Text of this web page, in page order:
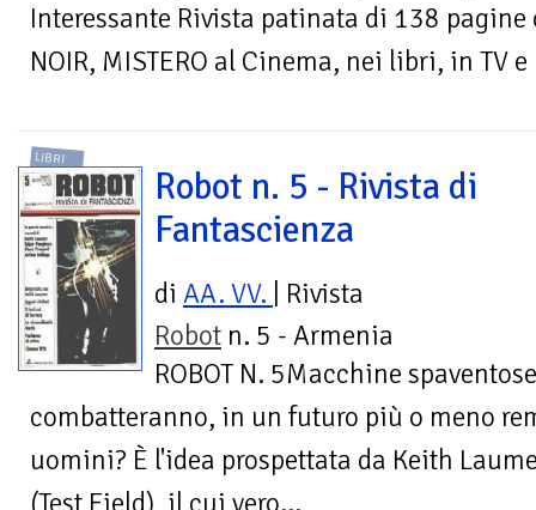
Interessante Rivista patinata di 138 pagine
NOIR, MISTERO al Cinema, nei libri, in TV
LIBRI
Robot n. 5 - Rivista di
Fantascienza
di AA. VV.
| Rivista
Robot n. 5 - Armenia
ROBOT N. 5Macchine spaventose
combatteranno, in un futuro più o meno
uomini? È l'idea prospettata da Keith